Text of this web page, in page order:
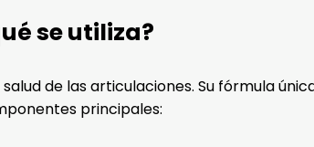
se utiliza?
salud de las articulaciones. Su fórmula
principales: